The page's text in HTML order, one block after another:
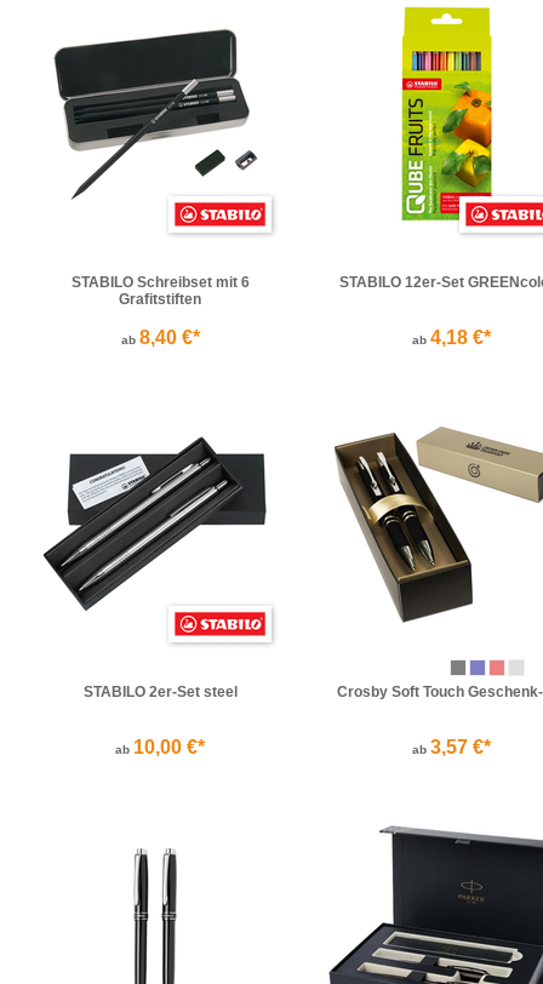
STABILO Schreibset mit 6
Grafitstiften
ab 8,40 €*
STABILO 12er-Set
ab 4,18 €*
STABILO 2er-Set steel
ab 10,00 €*
Crosby Soft Touch
ab 3,57 €*